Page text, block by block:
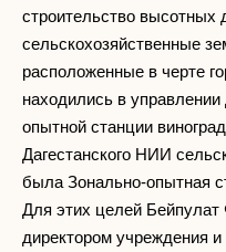
строительство
сельскохозяйственные
расположенные в черте
находились в управлении
опытной станции
Дагестанского НИИ
была Зонально-опытная
Для этих целей Бейпулат
директором учреждения